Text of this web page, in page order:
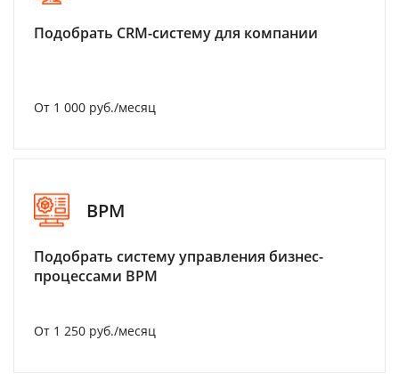
Подобрать CRM-систему для компании
От 1 000 руб./месяц
BPM
Подобрать систему управления бизнес-
процессами BPM
От 1 250 руб./месяц